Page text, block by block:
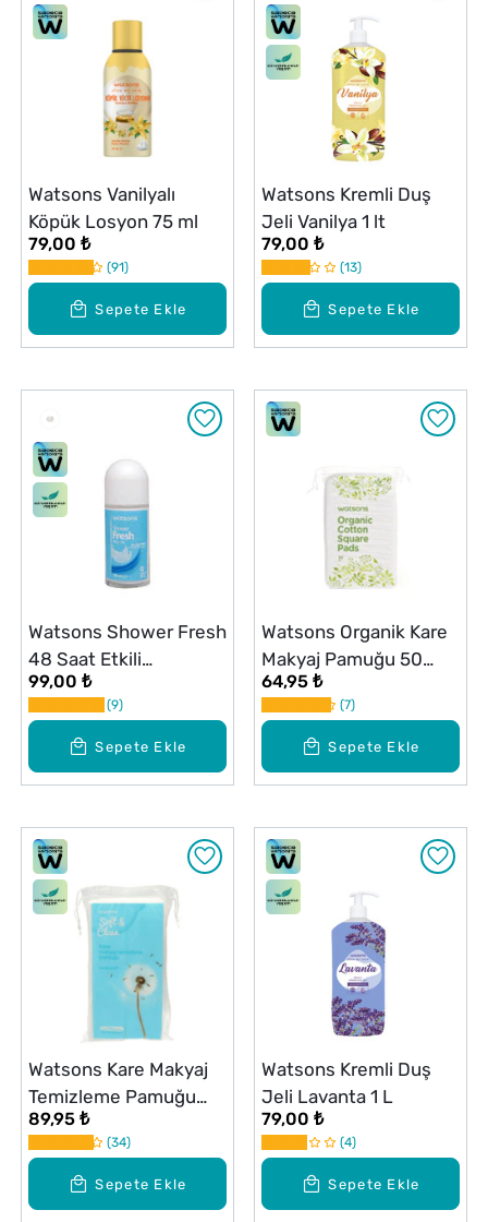
Sepete Ekle
Watsons Vanilyalı
Köpük Losyon 75 ml
79,00 ₺
91
Sepete Ekle
Watsons Kremli Duş
Jeli Vanilya 1 lt
79,00 ₺
13
Sepete Ekle
Watsons Shower Fresh
48 Saat Etkili
Antiperspirant Kadın
Roll-On 50 ml
99,00 ₺
9
Sepete Ekle
Watsons Organik Kare
Makyaj Pamuğu 50
Adet
64,95 ₺
7
Sepete Ekle
Watsons Kare Makyaj
Temizleme Pamuğu
150+60 Adet
89,95 ₺
34
Sepete Ekle
Watsons Kremli Duş
Jeli Lavanta 1 L
79,00 ₺
4